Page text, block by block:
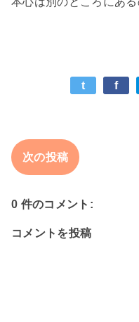
t f
次の投稿
0 件のコメント:
コメントを投稿